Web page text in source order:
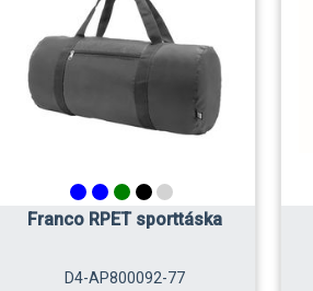
Franco RPET sporttáska
D4-AP800092-77